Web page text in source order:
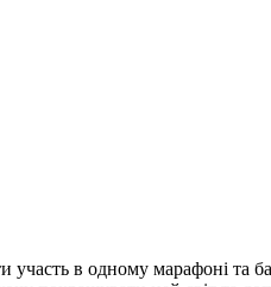
участь в одному марафоні та